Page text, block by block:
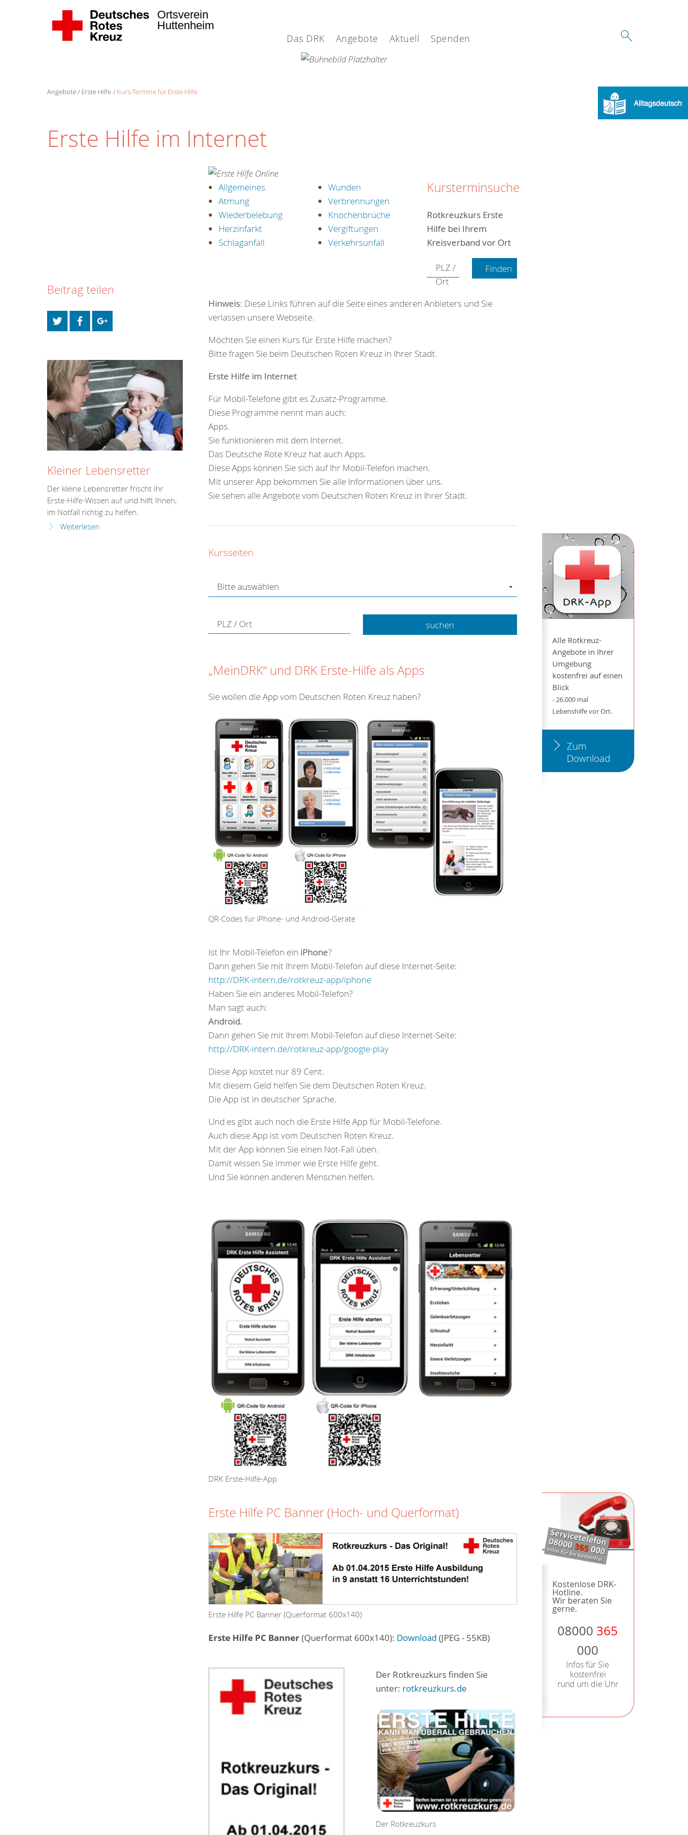
Das DRK Angebote Aktuell Spenden
Ortsverein
Huttenheim
Angebote Erste Hilfe Kurs-Termine für Erste Hilfe
Erste Hilfe im Internet
Allgemeines
Atmung
Wiederbelebung
Herzinfarkt
Schlaganfall
Wunden
Verbrennungen
Knochenbrüche
Vergiftungen
Verkehrsunfall
Kursterminsuche
Rotkreuzkurs Erste
Hilfe bei Ihrem
Kreisverband vor Ort
PLZ /
Ort
Hinweis: Diese Links führen auf die Seite eines anderen Anbieters und Sie
verlassen unsere Webseite.
Möchten Sie einen Kurs für Erste Hilfe machen?
Bitte fragen Sie beim Deutschen Roten Kreuz in Ihrer Stadt.
Erste Hilfe im Internet
Für Mobil-Telefone gibt es Zusatz-Programme.
Diese Programme nennt man auch:
Apps.
Sie funktionieren mit dem Internet.
Das Deutsche Rote Kreuz hat auch Apps.
Diese Apps können Sie sich auf Ihr Mobil-Telefon machen.
Mit unserer App bekommen Sie alle Informationen über uns.
Sie sehen alle Angebote vom Deutschen Roten Kreuz in Ihrer Stadt.
Alle Rotkreuz-
Angebote in Ihrer
Umgebung
kostenfrei auf einen
Blick
- 26.000 mal
Lebenshilfe vor Ort.
Zum
Download
Kursseiten
PLZ / Ort
„MeinDRK“ und DRK Erste-Hilfe als Apps
Sie wollen die App vom Deutschen Roten Kreuz haben?
QR-Codes für iPhone- und Android-Geräte
Ist Ihr Mobil-Telefon ein iPhone?
Dann gehen Sie mit Ihrem Mobil-Telefon auf diese Internet-Seite:
http://DRK-intern.de/rotkreuz-app/iphone
Haben Sie ein anderes Mobil-Telefon?
Man sagt auch:
Android.
Dann gehen Sie mit Ihrem Mobil-Telefon auf diese Internet-Seite:
http://DRK-intern.de/rotkreuz-app/google-play
Diese App kostet nur 89 Cent.
Mit diesem Geld helfen Sie dem Deutschen Roten Kreuz.
Die App ist in deutscher Sprache.
Und es gibt auch noch die Erste Hilfe App für Mobil-Telefone.
Auch diese App ist vom Deutschen Roten Kreuz.
Mit der App können Sie einen Not-Fall üben.
Damit wissen Sie immer wie Erste Hilfe geht.
Und Sie können anderen Menschen helfen.
DRK Erste-Hilfe-App
Kostenlose DRK-
Hotline.
Wir beraten Sie
gerne.
08000 365
000
Infos für Sie
kostenfrei
rund um die Uhr
Erste Hilfe PC Banner (Hoch- und Querformat)
Erste Hilfe PC Banner (Querformat 600x140)
Erste Hilfe PC Banner(Querformat 600x140): Download (JPEG - 55KB)
Der Rotkreuzkurs finden Sie
unter: rotkreuzkurs.de
Der Rotkreuzkurs
Beitrag teilen
Kleiner Lebensretter
Der kleine Lebensretter frischt Ihr
Erste-Hilfe-Wissen auf und hilft Ihnen,
im Notfall richtig zu helfen.
Weiterlesen